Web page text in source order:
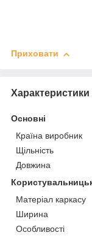
Приховати
Характеристики
Основні
Країна виробник
Щільність
Довжина
Матеріал каркасу
Ширина
Особливості